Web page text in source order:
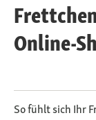
Online-
So fühlt sich Ihr